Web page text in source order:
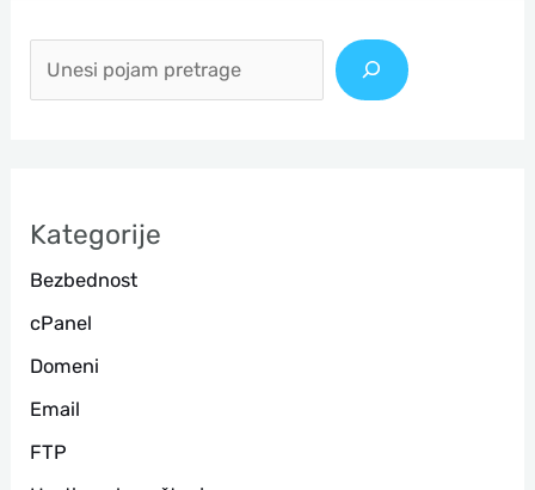
е
г
а
Kategorije
Bezbednost
cPanel
Domeni
Email
FTP